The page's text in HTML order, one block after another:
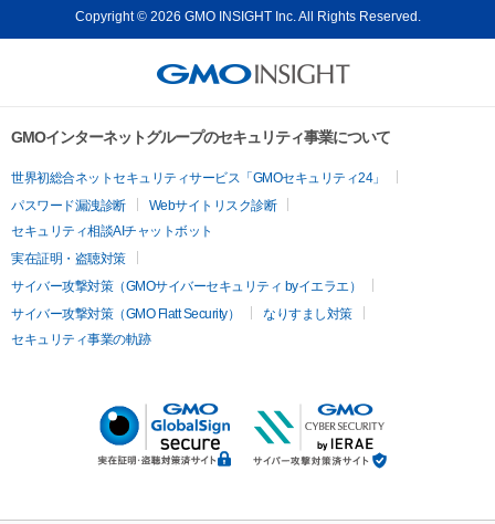
Copyright © 2026 GMO INSIGHT Inc. All Rights Reserved.
GMOインターネットグループのセキュリティ事業について
世界初総合ネットセキュリティサービス「GMOセキュリティ24」
パスワード漏洩診断
Webサイトリスク診断
セキュリティ相談AIチャットボット
実在証明・盗聴対策
サイバー攻撃対策（GMOサイバーセキュリティ byイエラエ）
サイバー攻撃対策（GMO Flatt Security）
なりすまし対策
セキュリティ事業の軌跡